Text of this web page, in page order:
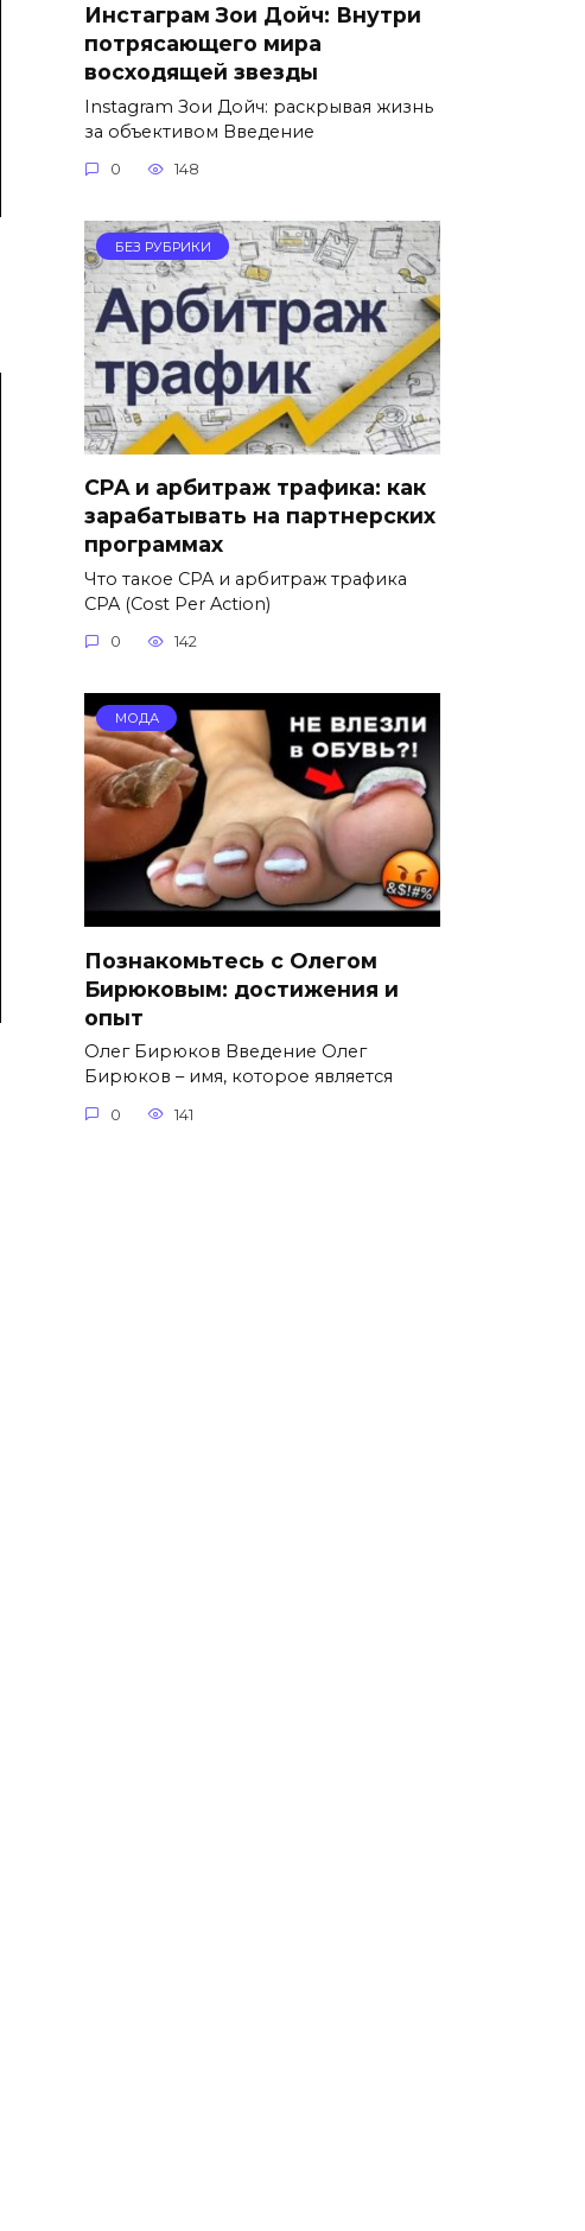
Инстаграм Зои Дойч: Внутри
потрясающего мира
восходящей звезды
Instagram Зои Дойч: раскрывая жизнь
за объективом Введение
0 148
БЕЗ РУБРИКИ
CPA и арбитраж трафика: как
зарабатывать на партнерских
программах
Что такое CPA и арбитраж трафика
CPA (Cost Per Action)
0 142
МОДА
Познакомьтесь с Олегом
Бирюковым: достижения и
опыт
Олег Бирюков Введение Олег
Бирюков – имя, которое является
0 141